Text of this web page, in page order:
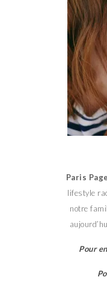
Paris
lifestyle
notre
Pour